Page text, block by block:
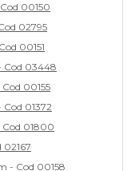
00150
02795
00151
Cod 03448
00155
01372
01800
- Cod 00158